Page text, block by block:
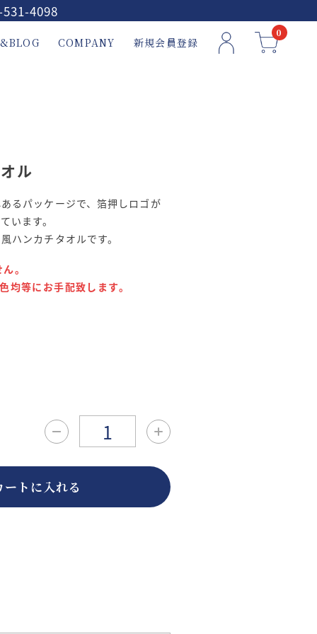
531-4098
COMPANY 新規会員登録
0
ル
るパッケージで、箔押しロゴが
います。
ハンカチタオルです。
。
均等にお手配致します。